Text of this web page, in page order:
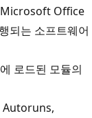
Microsoft Office
되는 소프트웨어
로드된 모듈의
Autoruns,